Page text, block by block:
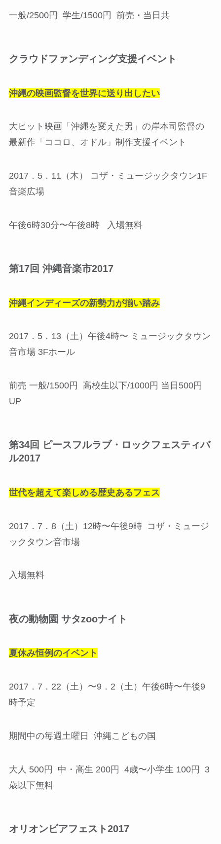
一般/2500円 学生/1500円 前売・当日共
クラウドファンディング支援イベント
沖縄の映画監督を世界に送り出したい
大ヒット映画「沖縄を変えた男」の岸本司監督の
最新作「ココロ、オドル」制作支援イベント
2017．5．11（木） コザ・ミュージックタウン1F
音楽広場
午後6時30分〜午後8時 入場無料
第17回 沖縄音楽市2017
沖縄インディーズの新勢力が揃い踏み
2017．5．13（土）午後4時〜 ミュージックタウン
音市場 3Fホール
前売 一般/1500円 高校生以下/1000円 当日500円
UP
第34回 ピースフルラブ・ロックフェスティバ
ル2017
世代を超えて楽しめる歴史あるフェス
2017．7．8（土）12時〜午後9時 コザ・ミュージ
ックタウン音市場
入場無料
夜の動物園 サタzooナイト
夏休み恒例のイベント
2017．7．22（土）〜9．2（土）午後6時〜午後9
時予定
期間中の毎週土曜日 沖縄こどもの国
大人 500円 中・高生 200円 4歳〜小学生 100円 3
歳以下無料
オリオンビアフェスト2017